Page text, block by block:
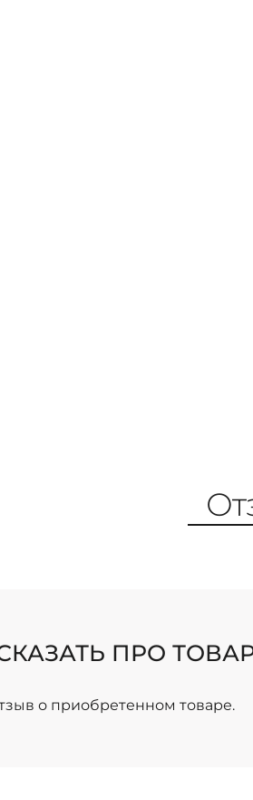
ПРО
о приобретенном товаре.